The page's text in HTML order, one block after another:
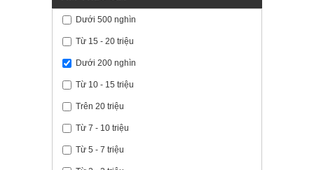
Dưới 500 nghìn
Từ 15 - 20 triệu
Dưới 200 nghìn
Từ 10 - 15 triệu
Trên 20 triệu
Từ 7 - 10 triệu
Từ 5 - 7 triệu